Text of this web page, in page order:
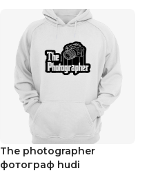
The photographer
фотограф hudi